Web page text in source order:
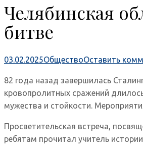
Челябинская
битве
03.02.2025ОбществоОставить
82 года назад завершилась
кровопролитных сражений
мужества и стойкости.
Просветительская встреча,
ребятам прочитал учитель